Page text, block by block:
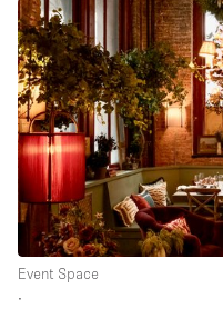
Event Space
∙